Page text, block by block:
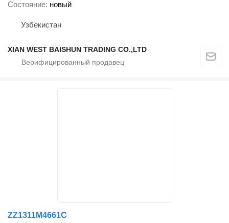
Состояние новый
Узбекистан
XIAN WEST BAISHUN TRADING CO.,LTD
ZZ1311M4661C